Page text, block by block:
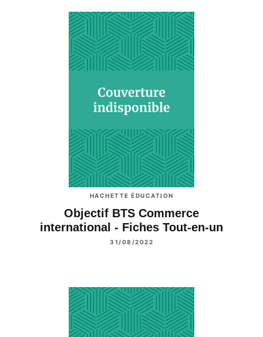
HACHETTE ÉDUCATION
Objectif BTS Commerce
international - Fiches Tout-en-un
31/08/2022